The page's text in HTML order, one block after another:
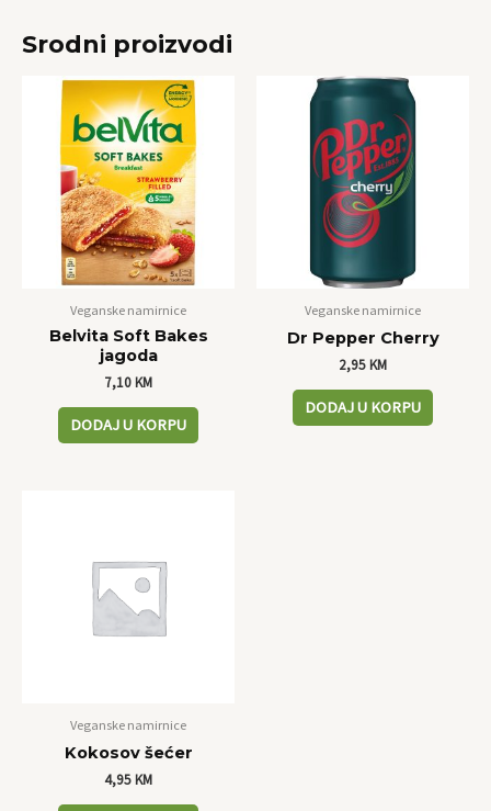
Srodni proizvodi
Veganske namirnice
Belvita Soft Bakes
jagoda
7,10KM
DODAJ U KORPU
Veganske namirnice
Dr Pepper Cherry
2,95KM
DODAJ U KORPU
Veganske namirnice
Kokosov šećer
4,95KM